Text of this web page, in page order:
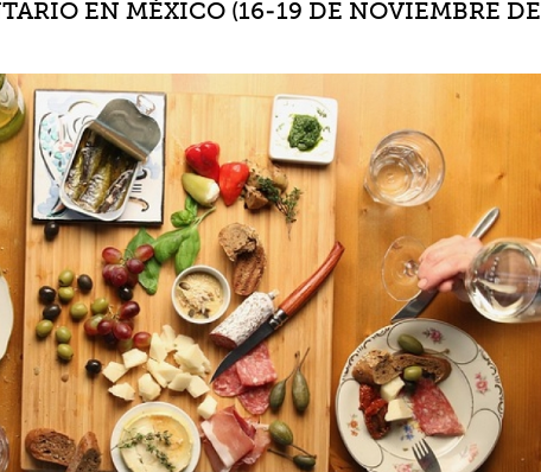
EN MÉXICO (16-19 DE NOVIEMBRE DE